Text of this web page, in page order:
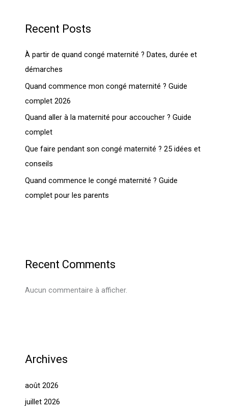
Recent Posts
À partir de quand congé maternité ? Dates, durée et
démarches
Quand commence mon congé maternité ? Guide
complet 2026
Quand aller à la maternité pour accoucher ? Guide
complet
Que faire pendant son congé maternité ? 25 idées et
conseils
Quand commence le congé maternité ? Guide
complet pour les parents
Recent Comments
Aucun commentaire à afficher.
Archives
août 2026
juillet 2026